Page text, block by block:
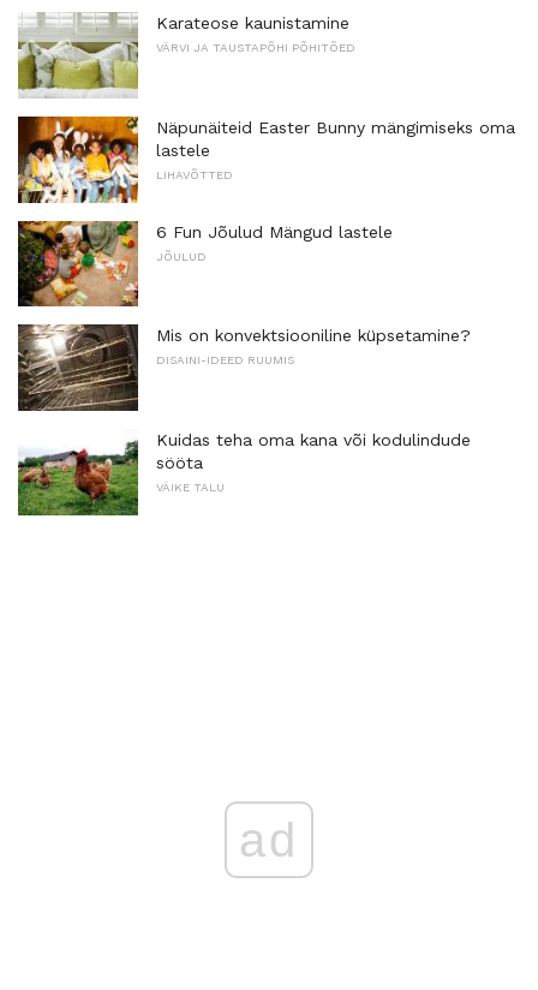
Karateose kaunistamine
VÄRVI JA TAUSTAPÕHI PÕHITÕED
Näpunäiteid Easter Bunny mängimiseks oma
lastele
LIHAVÕTTED
6 Fun Jõulud Mängud lastele
JÕULUD
Mis on konvektsiooniline küpsetamine?
DISAINI-IDEED RUUMIS
Kuidas teha oma kana või kodulindude
sööta
VÄIKE TALU
ad